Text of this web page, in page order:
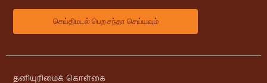
தனியுரிமைக் கொள்கை